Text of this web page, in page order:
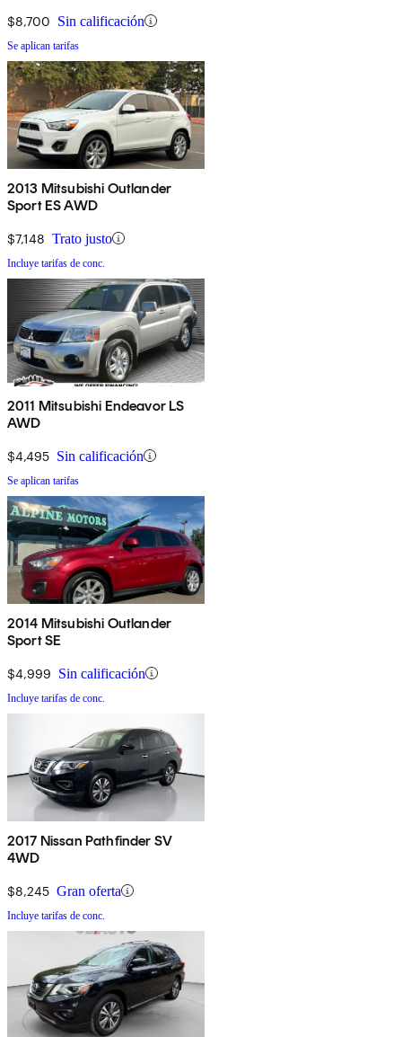
$8,700 Sin calificación
Se aplican tarifas
2013 Mitsubishi Outlander
Sport ES AWD
$7,148 Trato justo
Incluye tarifas de conc.
2011 Mitsubishi Endeavor LS
AWD
$4,495 Sin calificación
Se aplican tarifas
2014 Mitsubishi Outlander
Sport SE
$4,999 Sin calificación
Incluye tarifas de conc.
2017 Nissan Pathfinder SV
4WD
$8,245 Gran oferta
Incluye tarifas de conc.